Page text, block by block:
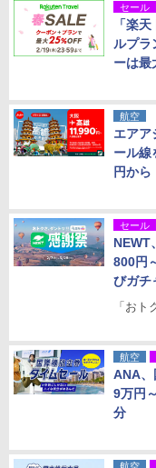
セール
「楽
ルプラ
ーは最
航空
エアア
ール線
円から
セール
NEWT
800円
びガチ
「おト
航空
ANA、
9万円
分